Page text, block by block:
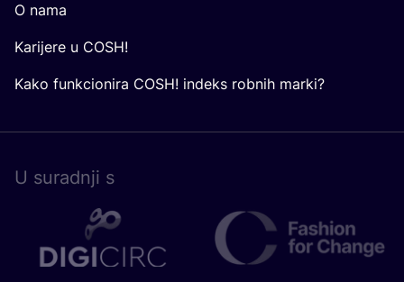
O nama
Karijere u COSH!
Kako funkcionira COSH! indeks robnih marki?
U surad­nji s